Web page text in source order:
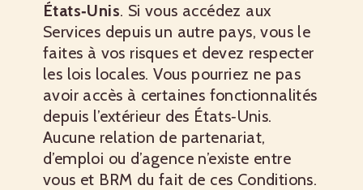
États‑Unis. Si vous accédez aux
Services depuis un autre pays, vous le
faites à vos risques et devez respecter
les lois locales. Vous pourriez ne pas
avoir accès à certaines fonctionnalités
depuis l’extérieur des États‑Unis.
Aucune relation de partenariat,
d’emploi ou d’agence n’existe entre
vous et BRM du fait de ces Conditions.